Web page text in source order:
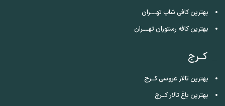
بهترین کافی شاپ تهــــران
بهترین کافه رستوران تهــــران
کــرج
بهترین تالار عروسی کــرج
بهترین باغ تالار کــرج